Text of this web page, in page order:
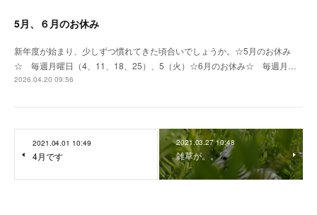
5月、６月のお休み
新年度が始まり、少しずつ慣れてきた頃合いでしょうか。☆5月のお休み
☆ 毎週月曜日（4、11、18、25）、5（火）☆6月のお休み☆ 毎週月…
2026.04.20 09:56
2021.04.01 10:49
4月です
2021.03.27 10:48
雑草が。。